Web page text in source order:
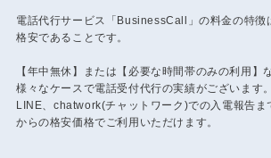
電話代行サービス「BusinessCall」の料金の特徴
格安であることです。
【年中無休】または【必要な時間帯のみの利用】
様々なケースで電話受付代行の実績がございます
LINE、chatwork(チャットワーク)での入電報告ま
からの格安価格でご利用いただけます。